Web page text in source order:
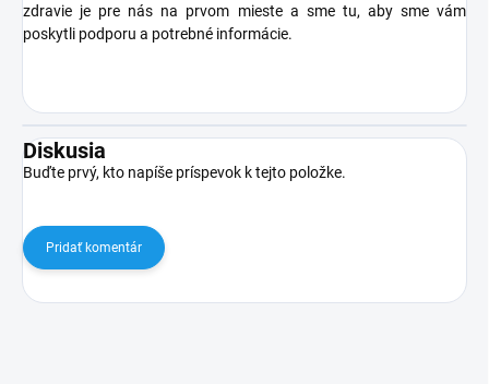
zdravie je pre nás na prvom mieste a sme tu, aby sme vám
poskytli podporu a potrebné informácie.
Diskusia
Buďte prvý, kto napíše príspevok k tejto položke.
Pridať komentár